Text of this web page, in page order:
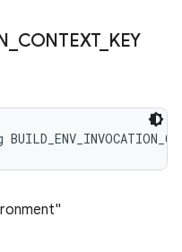
CONTEXT_ KEY